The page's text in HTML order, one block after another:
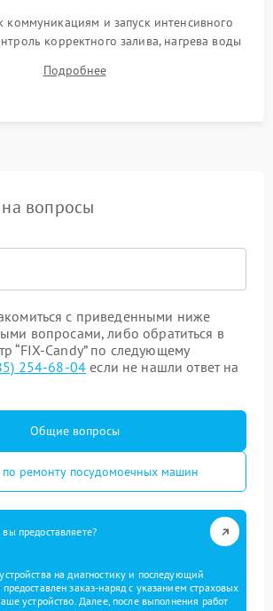
коммуникациям и запуск интенсивного
корректного залива, нагрева воды
отсутствия посторонних шумов,
и абсолютной сухости в поддоне.
Подробнее
на вопросы
с приведенными ниже
вопросами, либо обратиться в
“FIX-Candy” по следующему
254-68-04 если не нашли ответ на
Общие вопросы
ремонту посудомоечных машин
предоставляете?
на диагностику и последующий
заказ-наряд с указанием страховых
устройство. Далее, после выполнения работ